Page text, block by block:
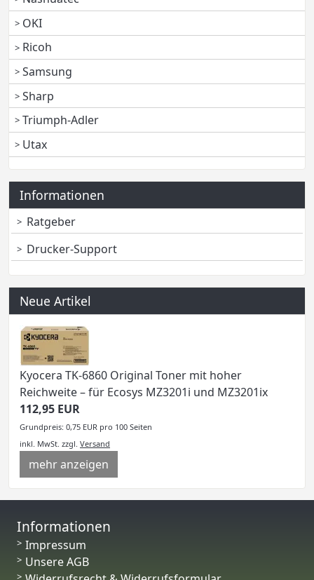
OKI
Ricoh
Samsung
Sharp
Triumph-Adler
Utax
Informationen
Ratgeber
Drucker-Support
Neue Artikel
Kyocera TK-6860 Original Toner mit hoher
Reichweite – für Ecosys MZ3201i und MZ3201ix
112,95 EUR
Grundpreis: 0,75 EUR pro 100 Seiten
inkl. MwSt. zzgl. Versand
mehr anzeigen
Informationen
Impressum
Unsere AGB